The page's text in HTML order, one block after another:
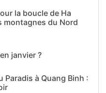
la boucle de Ha
montagnes du Nord
janvier ?
Paradis à Quang Binh :